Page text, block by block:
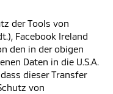
der Tools von
Facebook Ireland
den in der obigen
Daten in die U.S.A.
dieser Transfer
von